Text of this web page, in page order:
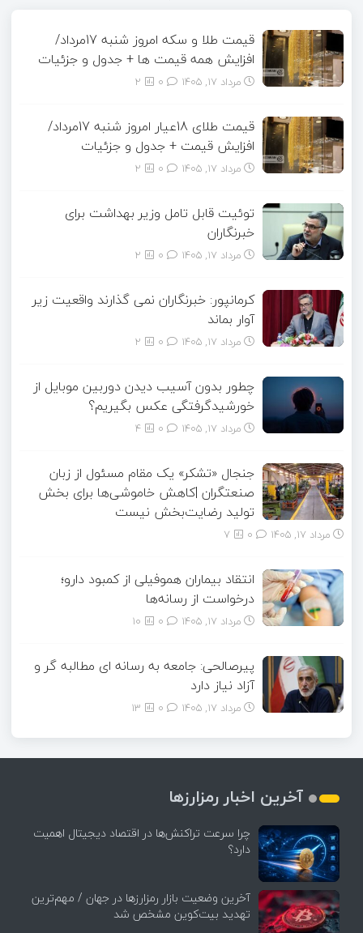
قیمت طلا و سکه امروز شنبه 17مرداد/
افزایش همه قیمت ها + جدول و جزئیات
مرداد ۱۷, ۱۴۰۵ 2
قیمت طلای 18عیار امروز شنبه 17مرداد/
افزایش قیمت + جدول و جزئیات
مرداد ۱۷, ۱۴۰۵ 2
توئیت قابل تامل وزیر بهداشت برای
خبرنگاران
مرداد ۱۷, ۱۴۰۵ 2
کرمانپور: خبرنگاران نمی گذارند واقعیت زیر
آوار بماند
مرداد ۱۷, ۱۴۰۵ 2
چطور بدون آسیب دیدن دوربین موبایل از
خورشیدگرفتگی عکس بگیریم؟
مرداد ۱۷, ۱۴۰۵ 4
جنجال «تشکر» یک مقام مسئول از زبان
صنعتگران |کاهش خاموشی‌ها برای بخش
تولید رضایت‌بخش نیست
مرداد ۱۷, ۱۴۰۵ 7
انتقاد بیماران هموفیلی از کمبود دارو؛
درخواست از رسانه‌ها
مرداد ۱۷, ۱۴۰۵ 10
پیرصالحی: جامعه به رسانه ای مطالبه گر و
آزاد نیاز دارد
مرداد ۱۷, ۱۴۰۵ 13
آخرین اخبار رمزارزها
چرا سرعت تراکنش‌ها در اقتصاد دیجیتال اهمیت
دارد؟
آخرین وضعیت بازار رمزارزها در جهان / مهم‌ترین
تهدید بیت‌کوین مشخص شد